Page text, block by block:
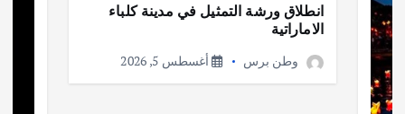
انطلاق ورشة التمثيل في مدينة كلباء
الاماراتية
وطن برس أغسطس 5, 2026